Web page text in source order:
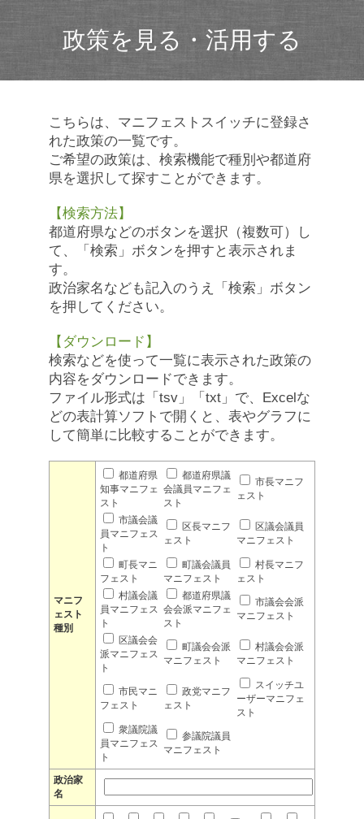
政策を見る・活用する
こちらは、マニフェストスイッチに登録さ
れた政策の一覧です。
ご希望の政策は、検索機能で種別や都道府
県を選択して探すことができます。
【検索方法】
都道府県などのボタンを選択（複数可）し
て、「検索」ボタンを押すと表示されま
す。
政治家名なども記入のうえ「検索」ボタン
を押してください。
【ダウンロード】
検索などを使って一覧に表示された政策の
内容をダウンロードできます。
ファイル形式は「tsv」「txt」で、Excelな
どの表計算ソフトで開くと、表やグラフに
して簡単に比較することができます。
マニフ
ェスト
種別
都道府県
知事マニフェ
スト
都道府県議
会議員マニフェ
スト
市長マニフ
ェスト
市議会議
員マニフェス
ト
区長マニフ
ェスト
区議会議員
マニフェスト
町長マニ
フェスト
町議会議員
マニフェスト
村長マニフ
ェスト
村議会議
員マニフェス
ト
都道府県議
会会派マニフェ
スト
市議会会派
マニフェスト
区議会会
派マニフェス
ト
町議会会派
マニフェスト
村議会会派
マニフェスト
市民マニ
フェスト
政党マニフ
ェスト
スイッチユ
ーザーマニフェ
スト
衆議院議
員マニフェス
ト
参議院議員
マニフェスト
政治家
名